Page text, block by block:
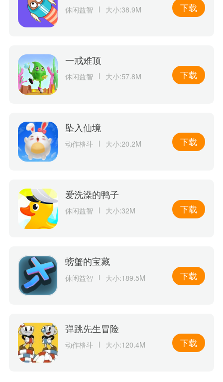
休闲益智 大小:38.9M 下载
一戒难顶
休闲益智 大小:57.8M 下载
坠入仙境
动作格斗 大小:20.2M 下载
爱洗澡的鸭子
休闲益智 大小:32M 下载
螃蟹的宝藏
休闲益智 大小:189.5M 下载
弹跳先生冒险
动作格斗 大小:120.4M 下载